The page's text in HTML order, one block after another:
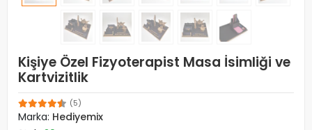
Kişiye Özel Fizyoterapist Masa İsimliği ve
Kartvizitlik
(5)
Marka: Hediyemix